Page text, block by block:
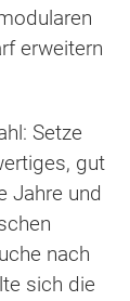
erweitern
Setze
gut
Jahre und
nach
sich die